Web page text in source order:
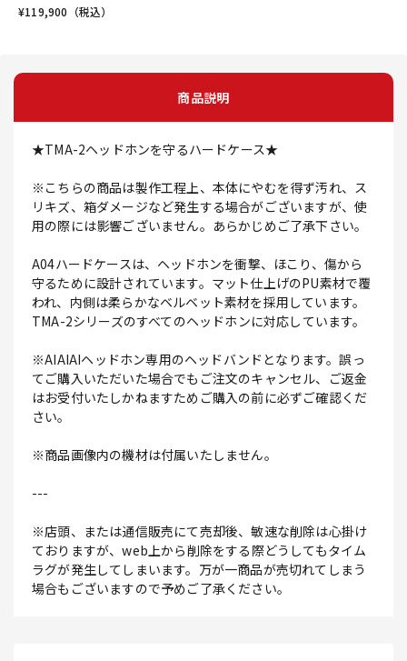
¥119,900 （税込）
商品説明
★TMA-2ヘッドホンを守るハードケース★
※こちらの商品は製作工程上、本体にやむを得ず汚れ、ス
リキズ、箱ダメージなど発生する場合がございますが、使
用の際には影響ございません。あらかじめご了承下さい。
A04ハードケースは、ヘッドホンを衝撃、ほこり、傷から
守るために設計されています。マット仕上げのPU素材で覆
われ、内側は柔らかなベルベット素材を採用しています。
TMA-2シリーズのすべてのヘッドホンに対応しています。
※AIAIAIヘッドホン専用のヘッドバンドとなります。誤っ
てご購入いただいた場合でもご注文のキャンセル、ご返金
はお受付いたしかねますためご購入の前に必ずご確認くだ
さい。
※商品画像内の機材は付属いたしません。
---
※店頭、または通信販売にて売却後、敏速な削除は心掛け
ておりますが、web上から削除をする際どうしてもタイム
ラグが発生してしまいます。万が一商品が売切れてしまう
場合もございますので予めご了承ください。